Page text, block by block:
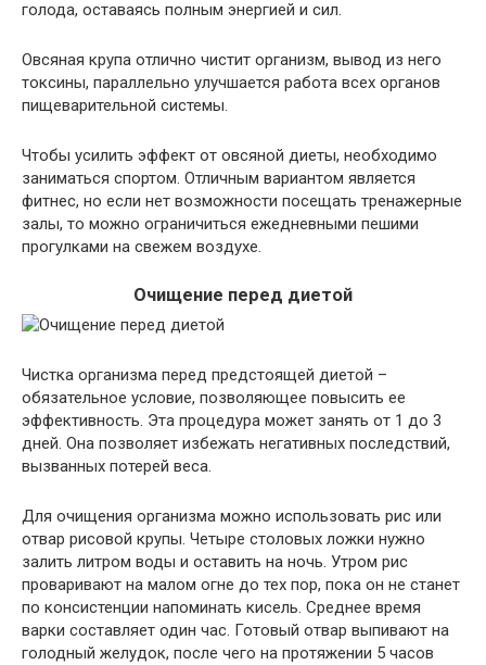
голода, оставаясь полным энергией и сил.
Овсяная крупа отлично чистит организм, вывод из него
токсины, параллельно улучшается работа всех органов
пищеварительной системы.
Чтобы усилить эффект от овсяной диеты, необходимо
заниматься спортом. Отличным вариантом является
фитнес, но если нет возможности посещать тренажерные
залы, то можно ограничиться ежедневными пешими
прогулками на свежем воздухе.
Очищение перед диетой
Чистка организма перед предстоящей диетой –
обязательное условие, позволяющее повысить ее
эффективность. Эта процедура может занять от 1 до 3
дней. Она позволяет избежать негативных последствий,
вызванных потерей веса.
Для очищения организма можно использовать рис или
отвар рисовой крупы. Четыре столовых ложки нужно
залить литром воды и оставить на ночь. Утром рис
проваривают на малом огне до тех пор, пока он не станет
по консистенции напоминать кисель. Среднее время
варки составляет один час. Готовый отвар выпивают на
голодный желудок, после чего на протяжении 5 часов